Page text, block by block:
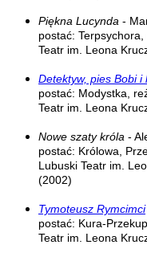
Piękna Lucynda -
postać:
Teatr im. Leona
Detektyw, pies Bobi i
postać: Modystka,
Teatr im. Leona
Nowe szaty króla -
postać: Królowa,
Lubuski Teatr im.
(2002)
Tymoteusz Rymcimci
postać: Kura-
Teatr im. Leona